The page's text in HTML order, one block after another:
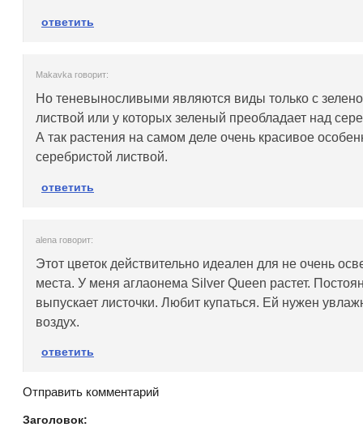
ответить
Makavka говорит:
Но теневыносливыми являются виды только с
листвой или у которых зеленый преобладает над
А так растения на самом деле очень красивое
серебристой листвой.
ответить
alena говорит:
Этот цветок действительно идеален для не очень
места. У меня аглаонема Silver Queen растет.
выпускает листочки. Любит купаться. Ей нужен
воздух.
ответить
Отправить комментарий
Заголовок: